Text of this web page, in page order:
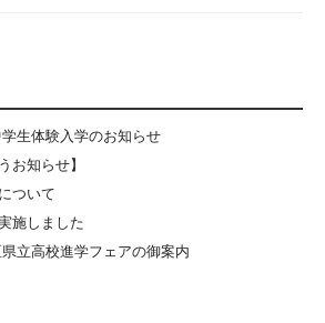
生体験入学のお知らせ
お知らせ】
ついて
施しました
立高校進学フェアの御案内